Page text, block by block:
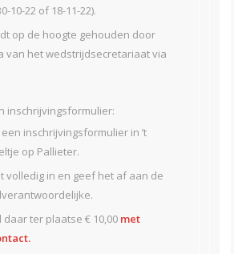
10-22 of 18-11-22).
op de hoogte gehouden door
van het wedstrijdsecretariaat via
inschrijvingsformulier:
inschrijvingsformulier in ’t
op Pallieter.
volledig in en geef het af aan de
daar ter plaatse € 10,00 met